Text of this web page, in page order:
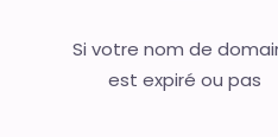
Si votre nom de
est expiré ou pas